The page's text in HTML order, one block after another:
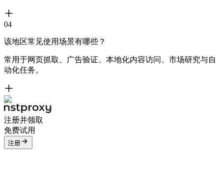
04
该地区常见使用场景有哪些？
常用于网页抓取、广告验证、本地化内容访问、市场研究与自
动化任务。
注册并领取
免费试用
注册